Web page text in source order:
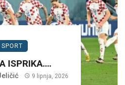
SPORT
ISPRIKA….
9 lipnja, 2026